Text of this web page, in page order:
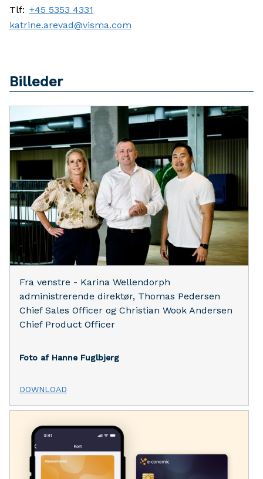
Tlf: +45 5353 4331
katrine.arevad@visma.com
Billeder
Fra venstre - Karina Wellendorph
administrerende direktør, Thomas Pedersen
Chief Sales Officer og Christian Wook Andersen
Chief Product Officer
Foto af Hanne Fuglbjerg
DOWNLOAD